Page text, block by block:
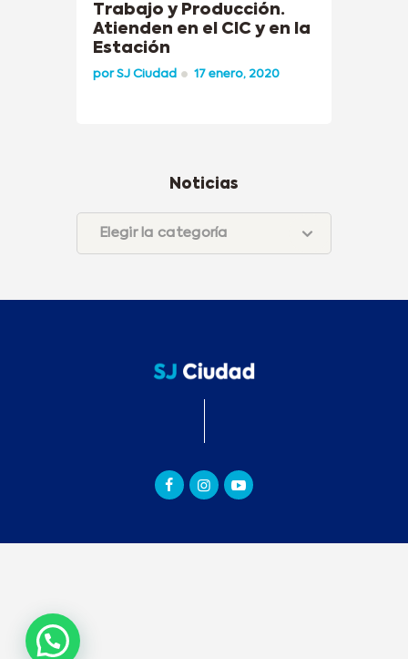
Trabajo y Producción.
Atienden en el CIC y en la
Estación
porSJ Ciudad 17 enero, 2020
Noticias